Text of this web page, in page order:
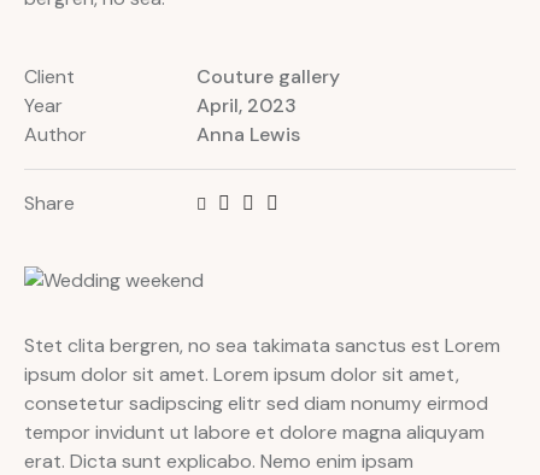
Client
Couture gallery
Year
April, 2023
Author
Anna Lewis
Share
Stet clita bergren, no sea takimata sanctus est Lorem
ipsum dolor sit amet. Lorem ipsum dolor sit amet,
consetetur sadipscing elitr sed diam nonumy eirmod
tempor invidunt ut labore et dolore magna aliquyam
erat. Dicta sunt explicabo. Nemo enim ipsam